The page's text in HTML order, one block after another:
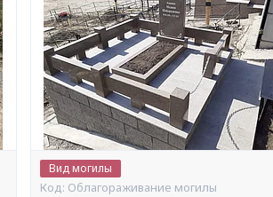
Вид могилы
Облагораживание могилы